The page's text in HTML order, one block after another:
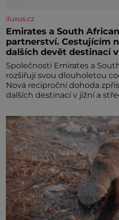
iluxus.cz
Emirates a South
partnerství. Cestujícím
dalších devět destinací
Společnosti Emirates a
rozšiřují svou dlouholetou
Nová reciproční dohoda
dalších destinací v jižní a